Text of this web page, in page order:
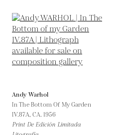
Andy Warhol
In The Bottom Of My Garden
IV.87A, CA. 1956
Print De Edición Limitada